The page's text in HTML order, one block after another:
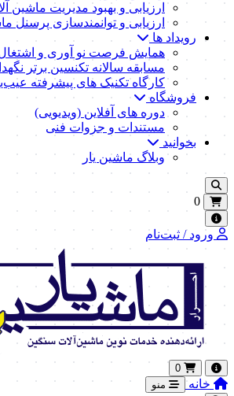
ارزیابی و بهبود مدیریت ماشین
ارزیابی و توانمندسازی پرسنل
رویداد ها
همایش فرصت نو آوری و
مسابقه سالانه تکنسین برتر
کارگاه تکنیک‌ های پیشرفته
فروشگاه
دوره های آفلاین (ویدیویی)
مستندات و جزوات فنی
بخوانید
وبلاگ ماشین یار
0
ورود / ثبت‌نام
0
خانه منو